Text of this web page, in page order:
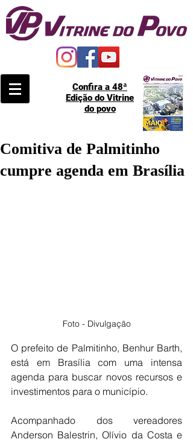
Confira a 48ª
Edição do Vitrine
do povo
Comitiva de Palmitinho
cumpre agenda em Brasília
Foto - Divulgação
O prefeito de Palmitinho, Benhur Barth,
está em Brasília com uma intensa
agenda para buscar novos recursos e
investimentos para o município.
Acompanhado dos vereadores
Anderson Balestrin, Olívio da Costa e